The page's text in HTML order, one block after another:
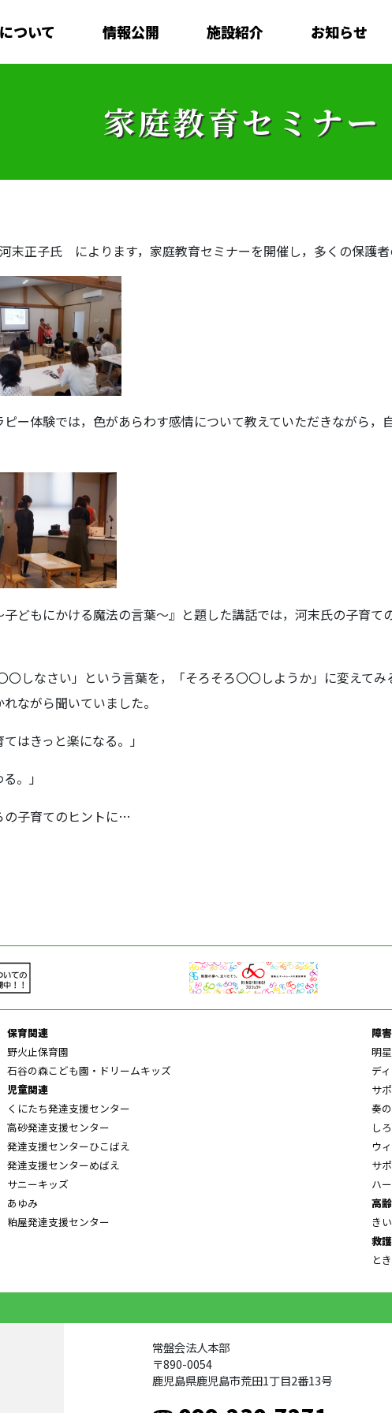
ついて 情報公開 施設紹介 お知らせ
家庭教育セミナー
正子氏 によります，家庭教育セミナーを開催し，多くの保護者
ー体験では，色があらわす感情について教えていただきながら
どもにかける魔法の言葉～』と題した講話では，河末氏の子育
しなさい」という言葉を，「そろそろ〇〇しようか」に変えて
ながら聞いていました。
はきっと楽になる。」
。」
の子育てのヒントに…
保育関連
野火止保育園
石谷の森こども園・ドリームキッズ
児童関連
くにたち発達支援センター
高砂発達支援センター
発達支援センターひこばえ
発達支援センターめばえ
サニーキッズ
あゆみ
粕屋発達支援センター
障
明
デ
サ
奏
し
ウ
サ
ハ
高
き
救
と
常盤会法人本部
〒890-0054
鹿児島県鹿児島市荒田1丁目2番13号